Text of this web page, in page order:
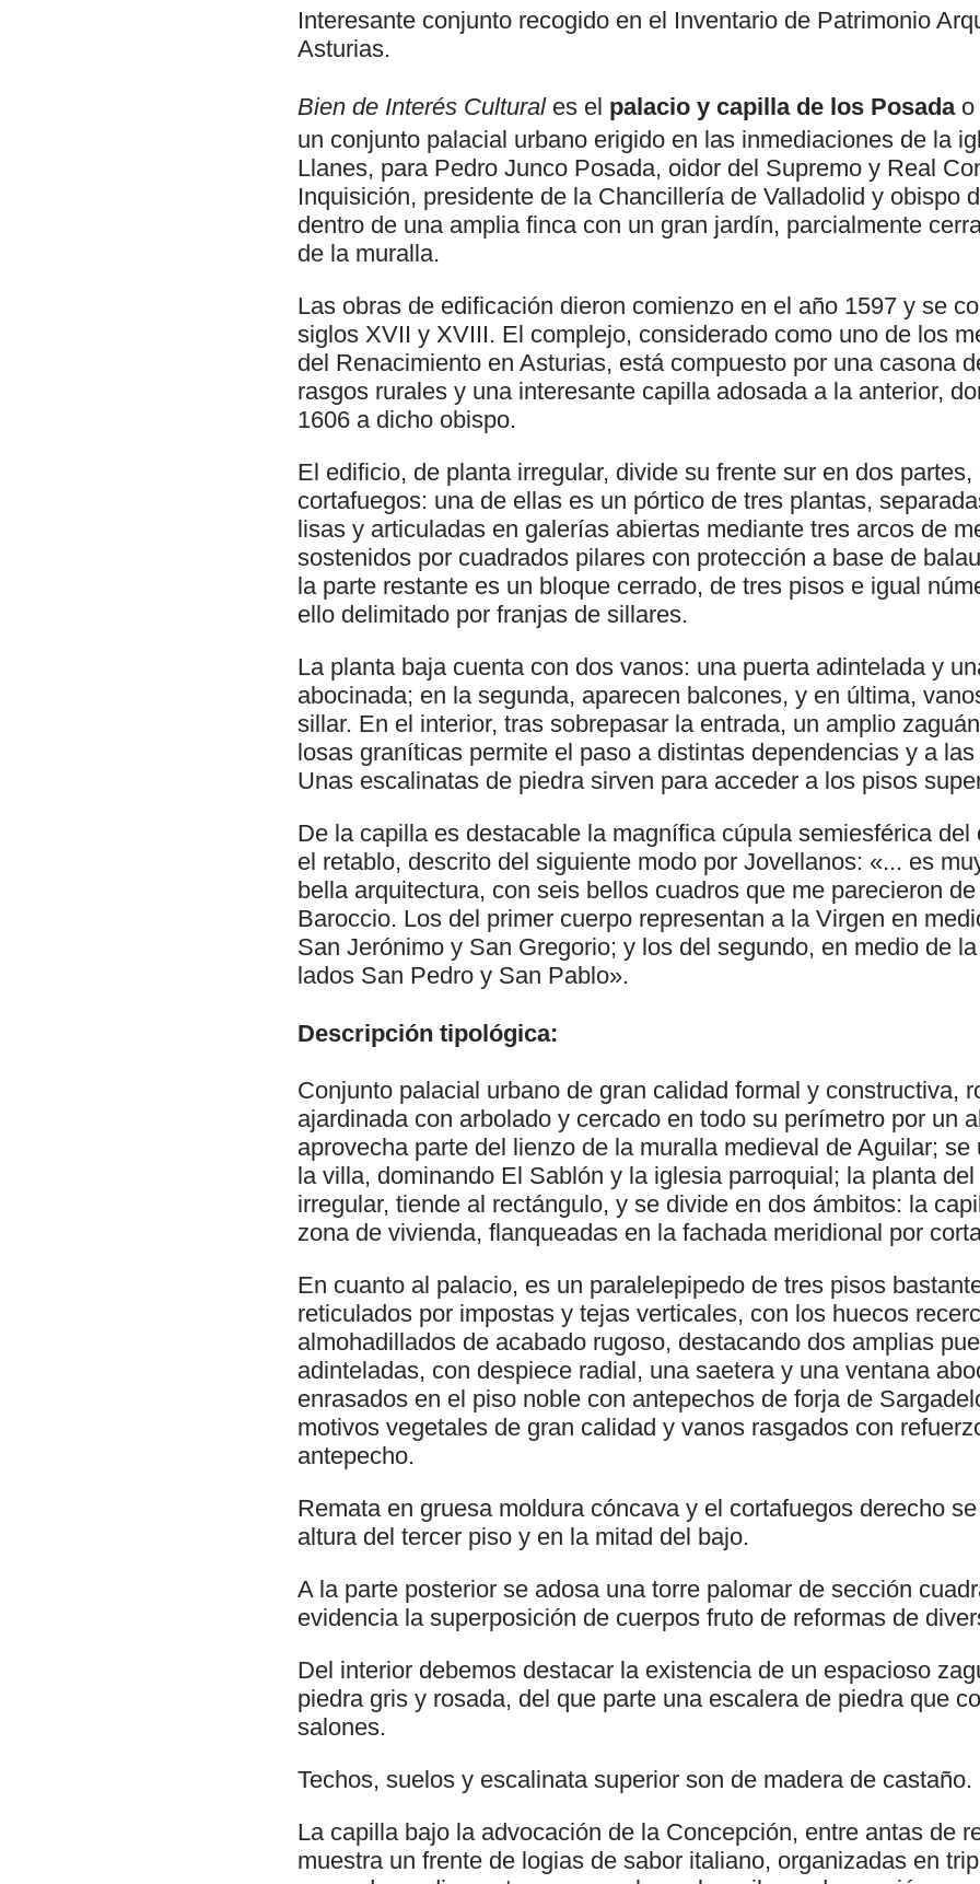
Interesante conjunto recogido en el Inventario de Patrimonio
Asturias.
Bien de Interés Cultural es el palacio y capilla de los Posadao
un conjunto palacial urbano erigido en las inmediaciones de la
Llanes, para Pedro Junco Posada, oidor del Supremo y Real
Inquisición, presidente de la Chancillería de Valladolid y obispo
dentro de una amplia finca con un gran jardín, parcialmente
de la muralla.
Las obras de edificación dieron comienzo en el año 1597 y se
siglos XVII y XVIII. El complejo, considerado como uno de los
del Renacimiento en Asturias, está compuesto por una casona
rasgos rurales y una interesante capilla adosada a la anterior,
1606 a dicho obispo.
El edificio, de planta irregular, divide su frente sur en dos
cortafuegos: una de ellas es un pórtico de tres plantas,
lisas y articuladas en galerías abiertas mediante tres arcos de
sostenidos por cuadrados pilares con protección a base de
la parte restante es un bloque cerrado, de tres pisos e igual
ello delimitado por franjas de sillares.
La planta baja cuenta con dos vanos: una puerta adintelada y
abocinada; en la segunda, aparecen balcones, y en última,
sillar. En el interior, tras sobrepasar la entrada, un amplio
losas graníticas permite el paso a distintas dependencias y a
Unas escalinatas de piedra sirven para acceder a los pisos
De la capilla es destacable la magnífica cúpula semiesférica del
el retablo, descrito del siguiente modo por Jovellanos: «... es
bella arquitectura, con seis bellos cuadros que me parecieron
Baroccio. Los del primer cuerpo representan a la Virgen en
San Jerónimo y San Gregorio; y los del segundo, en medio de
lados San Pedro y San Pablo».
Descripción tipológica:
Conjunto palacial urbano de gran calidad formal y constructiva,
ajardinada con arbolado y cercado en todo su perímetro por un
aprovecha parte del lienzo de la muralla medieval de Aguilar; se
la villa, dominando El Sablón y la iglesia parroquial; la planta
irregular, tiende al rectángulo, y se divide en dos ámbitos: la
zona de vivienda, flanqueadas en la fachada meridional por
En cuanto al palacio, es un paralelepipedo de tres pisos
reticulados por impostas y tejas verticales, con los huecos
almohadillados de acabado rugoso, destacando dos amplias
adinteladas, con despiece radial, una saetera y una ventana
enrasados en el piso noble con antepechos de forja de
motivos vegetales de gran calidad y vanos rasgados con
antepecho.
Remata en gruesa moldura cóncava y el cortafuegos derecho
altura del tercer piso y en la mitad del bajo.
A la parte posterior se adosa una torre palomar de sección
evidencia la superposición de cuerpos fruto de reformas de
Del interior debemos destacar la existencia de un espacioso
piedra gris y rosada, del que parte una escalera de piedra que
salones.
Techos, suelos y escalinata superior son de madera de castaño.
La capilla bajo la advocación de la Concepción, entre antas de
muestra un frente de logias de sabor italiano, organizadas en